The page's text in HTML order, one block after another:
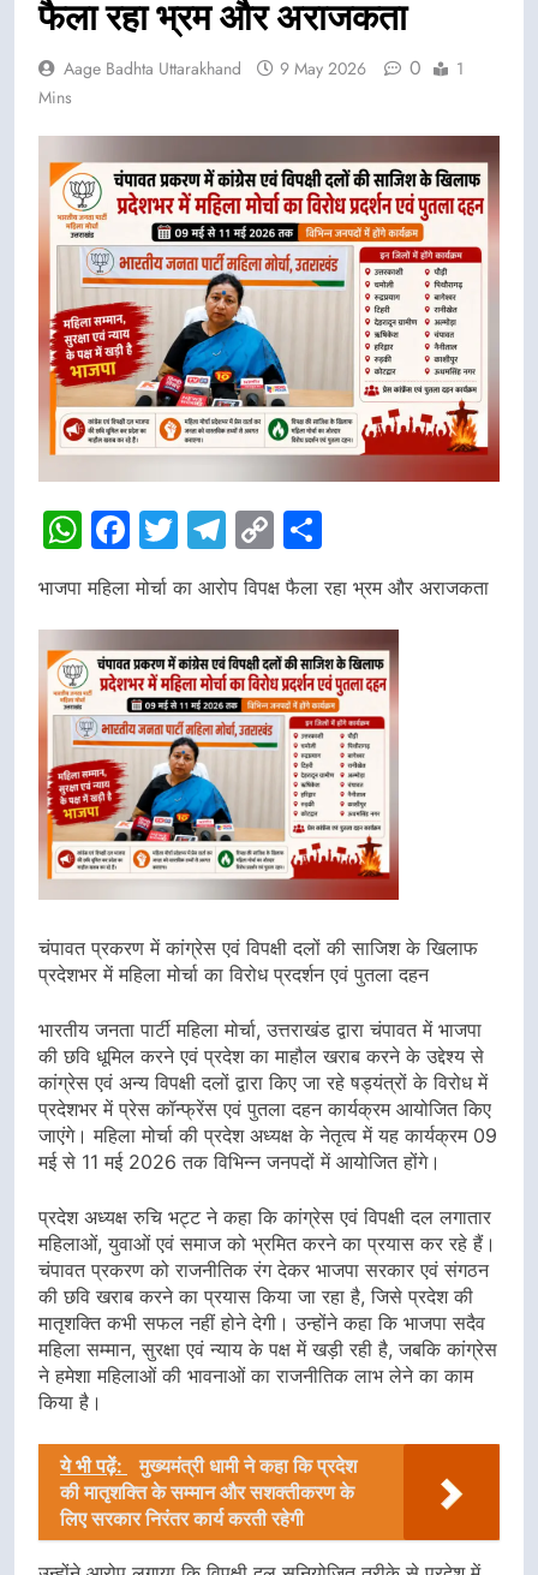
फैला रहा भ्रम और अराजकता
Aage Badhta Uttarakhand 9 May 2026 0
1
Mins
WhatsApp
Facebook
Twitter
Telegram
Copy
Link
भाजपा महिला मोर्चा का आरोप विपक्ष फैला रहा भ्रम और अराजकता
चंपावत प्रकरण में कांग्रेस एवं विपक्षी दलों की साजिश के खिलाफ
प्रदेशभर में महिला मोर्चा का विरोध प्रदर्शन एवं पुतला दहन
भारतीय जनता पार्टी महिला मोर्चा, उत्तराखंड द्वारा चंपावत में भाजपा
की छवि धूमिल करने एवं प्रदेश का माहौल खराब करने के उद्देश्य से
कांग्रेस एवं अन्य विपक्षी दलों द्वारा किए जा रहे षड्यंत्रों के विरोध में
प्रदेशभर में प्रेस कॉन्फ्रेंस एवं पुतला दहन कार्यक्रम आयोजित किए
जाएंगे। महिला मोर्चा की प्रदेश अध्यक्ष के नेतृत्व में यह कार्यक्रम 09
मई से 11 मई 2026 तक विभिन्न जनपदों में आयोजित होंगे।
प्रदेश अध्यक्ष रुचि भट्ट ने कहा कि कांग्रेस एवं विपक्षी दल लगातार
महिलाओं, युवाओं एवं समाज को भ्रमित करने का प्रयास कर रहे हैं।
चंपावत प्रकरण को राजनीतिक रंग देकर भाजपा सरकार एवं संगठन
की छवि खराब करने का प्रयास किया जा रहा है, जिसे प्रदेश की
मातृशक्ति कभी सफल नहीं होने देगी। उन्होंने कहा कि भाजपा सदैव
महिला सम्मान, सुरक्षा एवं न्याय के पक्ष में खड़ी रही है, जबकि कांग्रेस
ने हमेशा महिलाओं की भावनाओं का राजनीतिक लाभ लेने का काम
किया है।
ये भी पढ़ें:
मुख्यमंत्री धामी ने कहा कि प्रदेश
की मातृशक्ति के सम्मान और सशक्तीकरण के
लिए सरकार निरंतर कार्य करती रहेगी